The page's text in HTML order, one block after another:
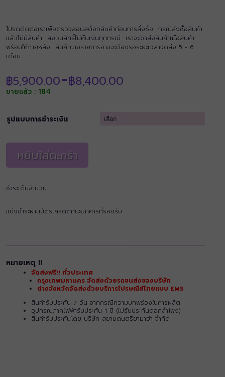
โปรดติดต่อเราเพื่อตรวจสอบสต็อกสินค้าก่อนการสั่งซื้อ กรณีสั่งซื้อสินค้า
แล้วไม่มีสินค้า สงวนสิทธิ์ไม่คืนเงินทุกกรณี เราจะจัดส่งสินค้าเมื่อสินค้า
พร้อมให้ภายหลัง สินค้าบางรายการอาจจะต้องรอระยะเวลาจัดส่ง 5 - 6
เดือน
฿5,900.00–฿8,400.00
ขายแล้ว : 184
รูปแบบการชำระเงิน
หยิบใส่ตะกร้า
ชำระเต็มจำนวน
แบ่งชำระผ่านบัตรเครดิตกับธนาคารที่รองรับ
หมายเหตุ !!
จัดส่งฟรี!! ทั่วประเทศ
กรุงเทพมหานคร จัดส่งด้วยรถขนส่งของบริษัท
ต่างจังหวัดจัดส่งด้วยบริการไปรษณีย์ไทยแบบ EMS
สินค้ารับประกัน 7 วัน จากกรณีความบกพร่องในการผลิต
อุปกรณ์ภาคไฟฟ้ารับประกัน 1 ปี (ไม่รับประกันดอกลำโพง)
สินค้ารับประกันโดย บริษัท สยามดนตรียามาฮ่า จำกัด